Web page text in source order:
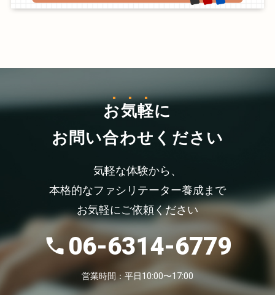
お気軽に
お問い合わせください
気軽な体験から、
本格的なファシリテーター養成まで
お気軽にご依頼ください
06-6314-6779
営業時間：平日10:00〜17:00